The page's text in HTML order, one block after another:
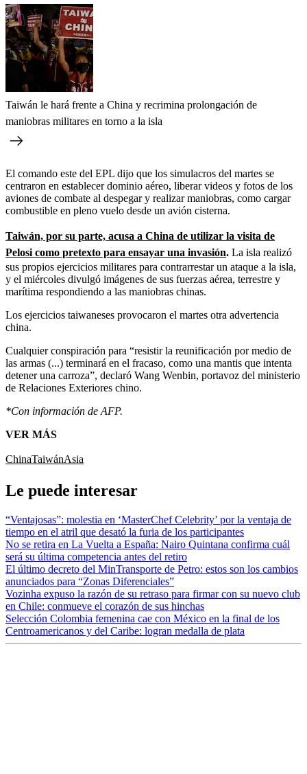
Taiwán le hará frente a China y recrimina prolongación de
maniobras militares en torno a la isla
El comando este del EPL dijo que los simulacros del martes se
centraron en establecer dominio aéreo, liberar videos y fotos de los
aviones de combate al despegar y realizar maniobras, como cargar
combustible en pleno vuelo desde un avión cisterna.
Taiwán, por su parte, acusa a China de utilizar la visita de
Pelosi como pretexto para ensayar una invasión. La isla realizó
sus propios ejercicios militares para contrarrestar un ataque a la isla,
y el miércoles divulgó imágenes de sus fuerzas aérea, terrestre y
marítima respondiendo a las maniobras chinas.
Los ejercicios taiwaneses provocaron el martes otra advertencia
china.
Cualquier conspiración para “resistir la reunificación por medio de
las armas (...) terminará en el fracaso, como una mantis que intenta
detener una carroza”, declaró Wang Wenbin, portavoz del ministerio
de Relaciones Exteriores chino.
*Con información de AFP.
VER MÁS
ChinaTaiwánAsia
Le puede interesar
“Ventajosas”: molestia en ‘MasterChef Celebrity’ por la ventaja de
tiempo en el atril que desató la furia de los participantes
No se retira en La Vuelta a España: Nairo Quintana confirma cuál
será su última competencia antes del retiro
El último decreto del MinTransporte de Petro: estos son los cambios
anunciados para “Zonas Diferenciales”
Vozinha expuso la razón de su retraso para firmar con su nuevo club
en Chile: conmueve el corazón de sus hinchas
Selección Colombia femenina cae con México en la final de los
Centroamericanos y del Caribe: logran medalla de plata